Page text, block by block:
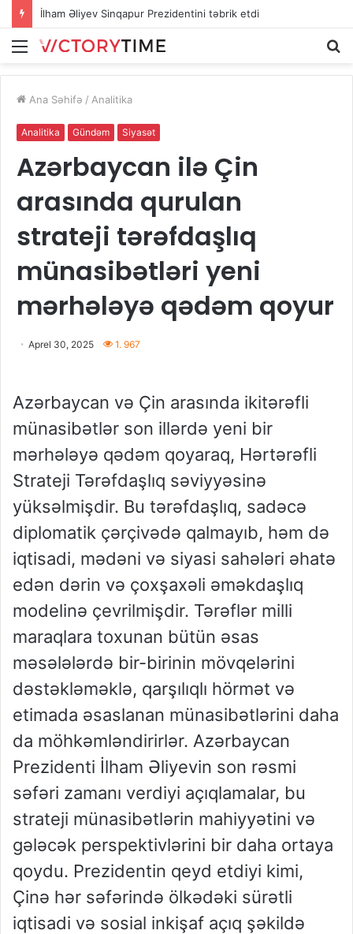
İlham Əliyev Sinqapur Prezidentini təbrik etdi
Menu
Ana Səhifə / Analitika
Analitika Gündəm Siyasət
Azərbaycan ilə Çin
arasında qurulan
strateji tərəfdaşlıq
münasibətləri yeni
mərhələyə qədəm qoyur
Aprel 30, 2025 1. 967
Azərbaycan və Çin arasında ikitərəfli
münasibətlər son illərdə yeni bir
mərhələyə qədəm qoyaraq, Hərtərəfli
Strateji Tərəfdaşlıq səviyyəsinə
yüksəlmişdir. Bu tərəfdaşlıq, sadəcə
diplomatik çərçivədə qalmayıb, həm də
iqtisadi, mədəni və siyasi sahələri əhatə
edən dərin və çoxşaxəli əməkdaşlıq
modelinə çevrilmişdir. Tərəflər milli
maraqlara toxunan bütün əsas
məsələlərdə bir-birinin mövqelərini
dəstəkləməklə, qarşılıqlı hörmət və
etimada əsaslanan münasibətlərini daha
da möhkəmləndirirlər. Azərbaycan
Prezidenti İlham Əliyevin son rəsmi
səfəri zamanı verdiyi açıqlamalar, bu
strateji münasibətlərin mahiyyətini və
gələcək perspektivlərini bir daha ortaya
qoydu. Prezidentin qeyd etdiyi kimi,
Çinə hər səfərində ölkədəki sürətli
iqtisadi və sosial inkişaf açıq şəkildə